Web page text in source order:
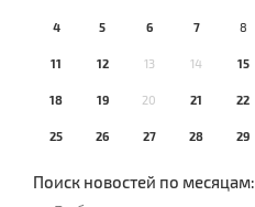
4 5 6 7 8
11 12 13 14 15
18 19 20 21 22
25 26 27 28 29
Поиск новостей по месяцам: